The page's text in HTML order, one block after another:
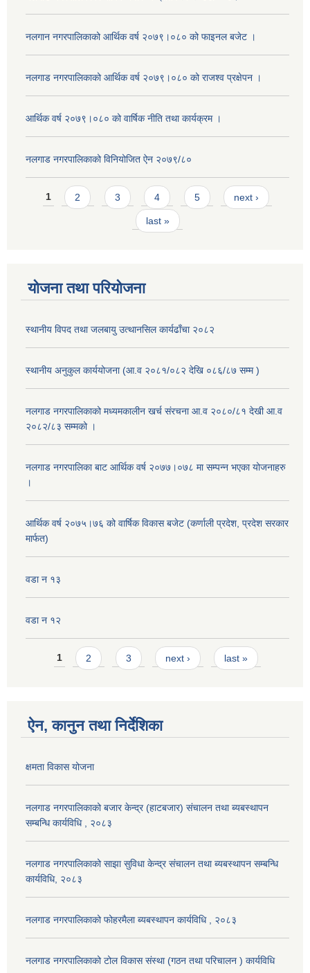
नलगान नगरपालिकाको आर्थिक वर्ष २०७९।०८० को फाइनल बजेट ।
नलगाड नगरपालिकाको आर्थिक वर्ष २०७९।०८० को राजश्व प्रक्षेपन ।
आर्थिक वर्ष २०७९।०८० को वार्षिक नीति तथा कार्यक्रम ।
नलगाड नगरपालिकाको विनियोजित ऐन २०७९/८०
Pages
1 2 3 4 5 next ›
last »
योजना तथा परियोजना
स्थानीय विपद तथा जलबायु उत्थानसिल कार्यढाँचा २०८२
स्थानीय अनुकुल कार्ययोजना (आ.व २०८१/०८२ देखि ०८६/८७ सम्म )
नलगाड नगरपालिकाको मध्यमकालीन खर्च संरचना आ.व २०८०/८१ देखी आ.व
२०८२/८३ सम्मको ।
नलगाड नगरपालिका बाट आर्थिक वर्ष २०७७।०७८ मा सम्पन्न भएका योजनाहरु
।
आर्थिक वर्ष २०७५।७६ को वार्षिक विकास बजेट (कर्णाली प्रदेश, प्रदेश सरकार
मार्फत)
वडा न १३
वडा न १२
Pages
1 2 3 next › last »
ऐन, कानुन तथा निर्देशिका
क्षमता विकास योजना
नलगाड नगरपालिकाको बजार केन्द्र (हाटबजार) संचालन तथा ब्यबस्थापन
सम्बन्धि कार्यविधि , २०८३
नलगाड नगरपालिकाको साझा सुविधा केन्द्र संचालन तथा ब्यबस्थापन सम्बन्धि
कार्यविधि, २०८३
नलगाड नगरपालिकाको फोहरमैला ब्यबस्थापन कार्यविधि , २०८३
नलगाड नगरपालिकाको टोल विकास संस्था (गठन तथा परिचालन ) कार्यविधि